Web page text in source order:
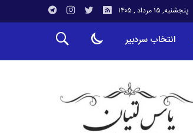
پنجشنبه, ۱۵ مرداد , ۱۴۰۵
انتخاب سردبیر